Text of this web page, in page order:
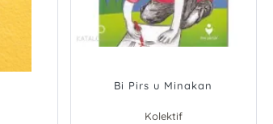
Bi Pirs u Minakan
Kolektif